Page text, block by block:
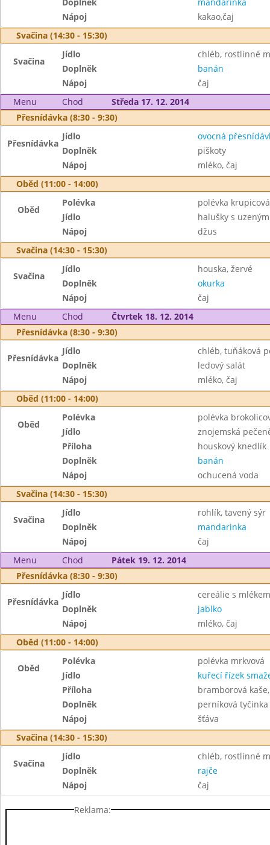
Nápoj
kakao,čaj
Svačina (14:30 - 15:30)
Svačina
Jídlo
chléb, rostlinné
Doplněk
banán
Nápoj
čaj
Menu
Chod
Středa 17. 12. 2014
Přesnídávka (8:30 - 9:30)
Přesnídávka
Jídlo
ovocná
Doplněk
piškoty
Nápoj
mléko, čaj
Oběd (11:00 - 14:00)
Oběd
Polévka
polévka
Jídlo
halušky s
Nápoj
džus
Svačina (14:30 - 15:30)
Svačina
Jídlo
houska, žervé
Doplněk
okurka
Nápoj
čaj
Menu
Chod
Čtvrtek 18. 12. 2014
Přesnídávka (8:30 - 9:30)
Přesnídávka
Jídlo
chléb, tuňáková
Doplněk
ledový salát
Nápoj
mléko, čaj
Oběd (11:00 - 14:00)
Oběd
Polévka
polévka
Jídlo
znojemská
Příloha
houskový knedlík
Doplněk
banán
Nápoj
ochucená voda
Svačina (14:30 - 15:30)
Svačina
Jídlo
rohlík, tavený sýr
Doplněk
mandarinka
Nápoj
čaj
Menu
Chod
Pátek 19. 12. 2014
Přesnídávka (8:30 - 9:30)
Přesnídávka
Jídlo
cereálie s mlékem
Doplněk
jablko
Nápoj
mléko, čaj
Oběd (11:00 - 14:00)
Oběd
Polévka
polévka mrkvová
Jídlo
kuřecí řízek
Příloha
bramborová
Doplněk
perníková tyčinka
Nápoj
šťáva
Svačina (14:30 - 15:30)
Svačina
Jídlo
chléb, rostlinné
Doplněk
rajče
Nápoj
čaj
Reklama: